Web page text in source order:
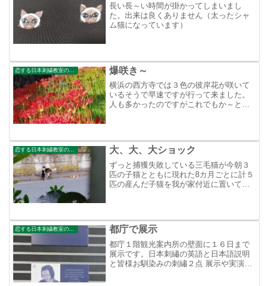
長い長～い時間が掛かってしまいまし
た。出来は良くありません（太ったシャ
ム猫になっています）
爆咲き～
横浜の西方寺では３色の彼岸花が咲いて
いるそうで早速ですが行って来ました。
人も多かったのですがこれでもか～と咲
恋する日本刺繍教室のブログ 大、大、大ショック
ずっと捕獲失敗している三毛猫が今朝３
匹の子猫とともに現れた8カ月ごとに計５
匹の産んだ子猫を我が家付近に置いてい
子と右にトラ子そして、...
恋する日本刺繍教室のブログ 都庁で展示
都庁１階観光案内所の壁面に１６日まで
展示です。日本刺繡の英語と日本語説明
と皆様お馴染みの刺繡２点 展示や実演の